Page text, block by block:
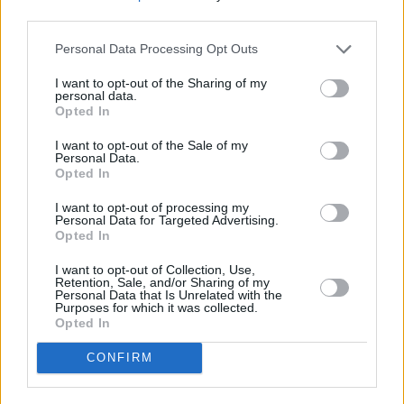
Personal Data Processing Opt Outs
I want to opt-out of the Sharing of my
personal data.
Opted In
I want to opt-out of the Sale of my
Personal Data.
Opted In
I want to opt-out of processing my
Personal Data for Targeted Advertising.
Opted In
I want to opt-out of Collection, Use,
Retention, Sale, and/or Sharing of my
Personal Data that Is Unrelated with the
Purposes for which it was collected.
Opted In
CONFIRM
Domowy obiad od podstaw bez stania
Kto jest szczególnie narażony na zakażenie
wirusem opryszczki?Osoby, u których
występują inne zmiany zapalne narządów
płciowych oraz chorzy z upośledzoną odpornością.